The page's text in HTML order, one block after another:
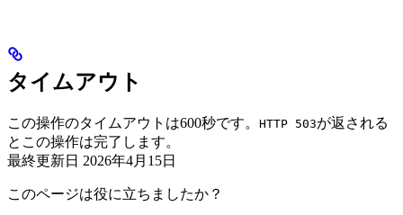
タイムアウト
この操作のタイムアウトは600秒です。 HTTP 503が返される
とこの操作は完了します。
最終更新日 2026年4月15日
このページは役に立ちましたか？